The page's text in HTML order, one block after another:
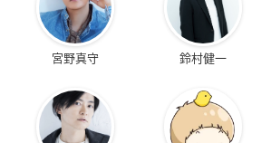
宮野真守 鈴村健一